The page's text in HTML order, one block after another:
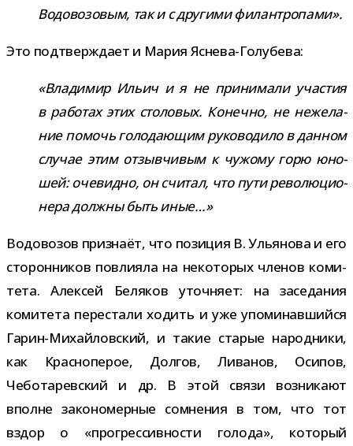
Водовозовым, так и с дру­гими филантропами».
Это под­твер­ждает и Мария Яснева-Голубева:
«Владимир Ильич и я не при­ни­мали уча­стия
в рабо­тах этих сто­ло­вых. Конечно, не неже­ла­
ние помочь голо­да­ю­щим руко­во­дило в дан­ном
слу­чае этим отзыв­чи­вым к чужому горю юно­
шей: оче­видно, он счи­тал, что пути рево­лю­ци­о­
нера должны быть иные…»
Водовозов при­знаёт, что пози­ция В. Ульянова и его
сто­рон­ни­ков повли­яла на неко­то­рых чле­нов коми­
тета. Алексей Беляков уточ­няет: на засе­да­ния
коми­тета пере­стали ходить и уже упо­ми­нав­шийся
Гарин-​Михайловский, и такие ста­рые народ­ники,
как Красноперое, Долгов, Ливанов, Осипов,
Чеботаревский и др. В этой связи воз­ни­кают
вполне зако­но­мер­ные сомне­ния в том, что тот
вздор о «про­грес­сив­но­сти голода», кото­рый